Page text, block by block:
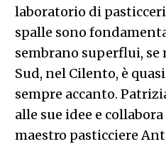
laboratorio di
spalle sono
sembrano superflui,
Sud, nel Cilento, è
sempre accanto.
alle sue idee e
maestro pasticciere